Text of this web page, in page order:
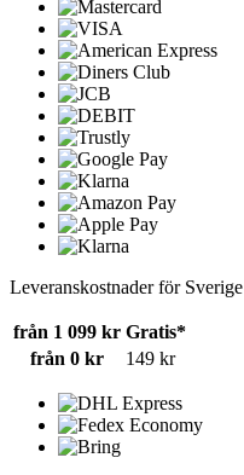
Leveranskostnader för Sverige
från 1 099 kr Gratis*
från 0 kr
149 kr